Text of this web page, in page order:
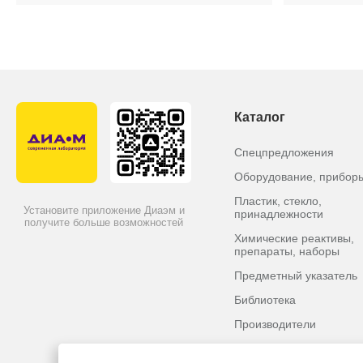
условий. Каждый картридж имеет уникальный серийный
Установите приложение Диаэм и
получите больше возможностей
Каталог
Спецпредложения
Оборудование,
Пластик, стекло,
принадлежности
Химические реактивы,
препараты, наборы
Предметный указатель
Библиотека
Производители